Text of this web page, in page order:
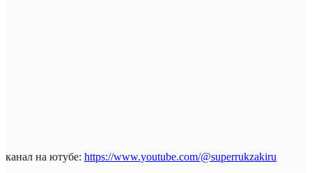
канал на ютубе: https://www.youtube.com/@superrukzakiru